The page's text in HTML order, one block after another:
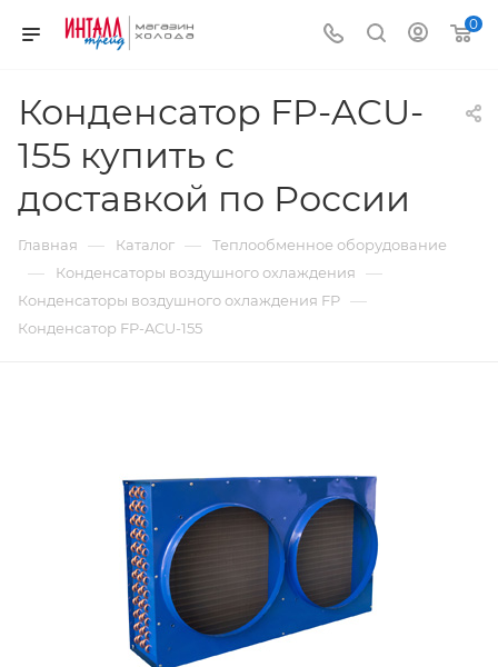
0
Конденсатор FP-ACU-
155 купить с
доставкой по России
Главная — Каталог — Теплообменное оборудование
— Конденсаторы воздушного охлаждения —
Конденсаторы воздушного охлаждения FP —
Конденсатор FP-ACU-155